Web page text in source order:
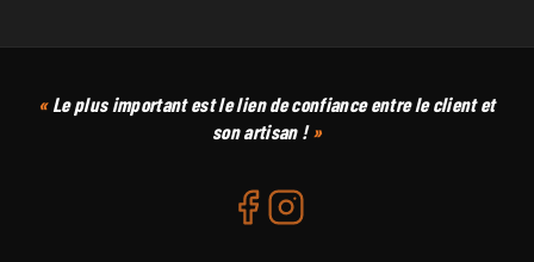
Le plus important est le lien de confiance entre le client et
son artisan !